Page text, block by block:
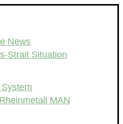
News
Strait Situation
MAN